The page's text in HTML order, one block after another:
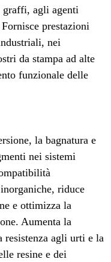
graffi, agli agenti
prestazioni
nei
da stampa ad alte
funzionale delle
la bagnatura e
nei sistemi
riduce
e ottimizza la
Aumenta la
resistenza agli urti e la
resine e dei